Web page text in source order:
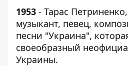
1953 - Тарас
музыкант, певец,
песни "Украина",
своеобразный
Украины.